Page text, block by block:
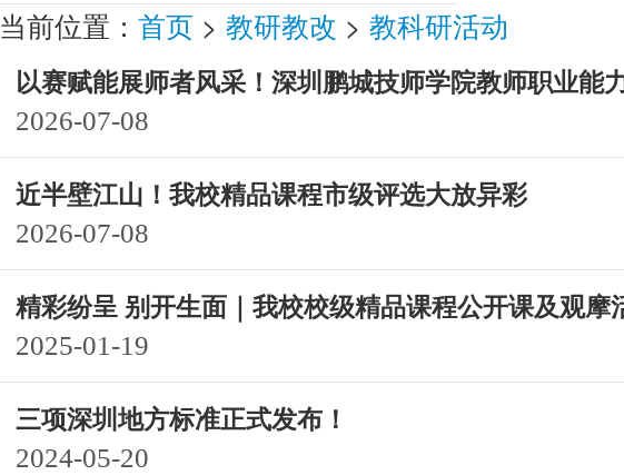
当前位置： 首页 > 教研教改 > 教科研活动
以赛赋能展师者风采！深圳鹏城技师学院教师职业能
2026-07-08
近半壁江山！我校精品课程市级评选大放异彩
2026-07-08
精彩纷呈 别开生面｜我校校级精品课程公开课及观摩
2025-01-19
三项深圳地方标准正式发布！
2024-05-20